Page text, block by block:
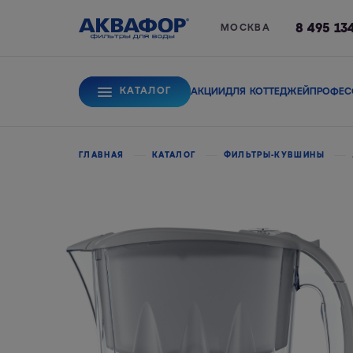
МОСКВА 8 495
КАТАЛОГ АКЦИИДЛЯ КОТТЕДЖЕЙ
Для питьевой
Сорбционные
ГЛАВНАЯ КАТАЛОГ ФИЛЬТРЫ-КУВШИНЫ